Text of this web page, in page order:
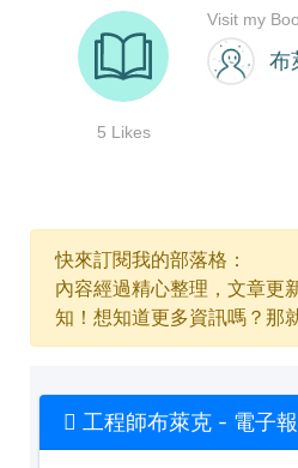
快來訂閱我的部落格：
內容經過精心整理，文章更
知！想知道更多資訊嗎？那